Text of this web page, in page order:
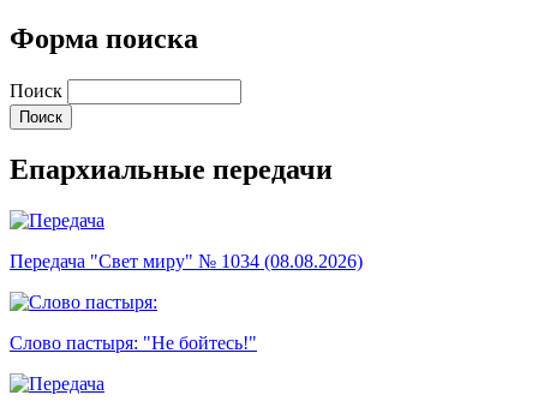
Форма поиска
Поиск
Епархиальные передачи
Передача "Свет миру" № 1034 (08.08.2026)
Слово пастыря: "Не бойтесь!"